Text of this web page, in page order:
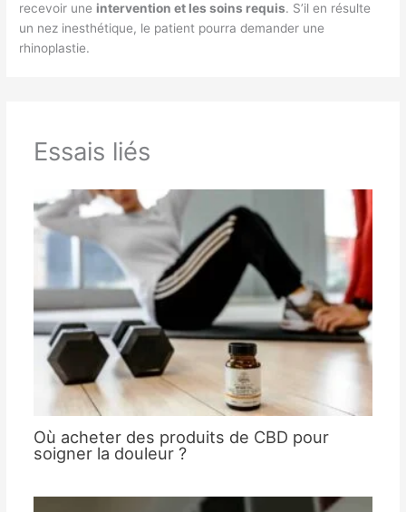
recevoir une intervention et les soins requis. S’il en résulte
un nez inesthétique, le patient pourra demander une
rhinoplastie.
Essais liés
Où acheter des produits de CBD pour
soigner la douleur ?